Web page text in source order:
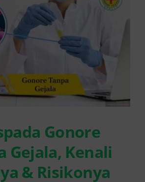
Gonore
Gejala, Kenali
& Risikonya